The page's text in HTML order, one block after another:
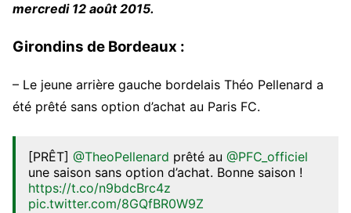
mercredi 12 août 2015.
Girondins de Bordeaux :
– Le jeune arrière gauche bordelais Théo Pellenard a
été prêté sans option d’achat au Paris FC.
[PRÊT] @TheoPellenard prêté au @PFC_officiel
une saison sans option d’achat. Bonne saison !
https://t.co/n9bdcBrc4z
pic.twitter.com/8GQfBR0W9Z